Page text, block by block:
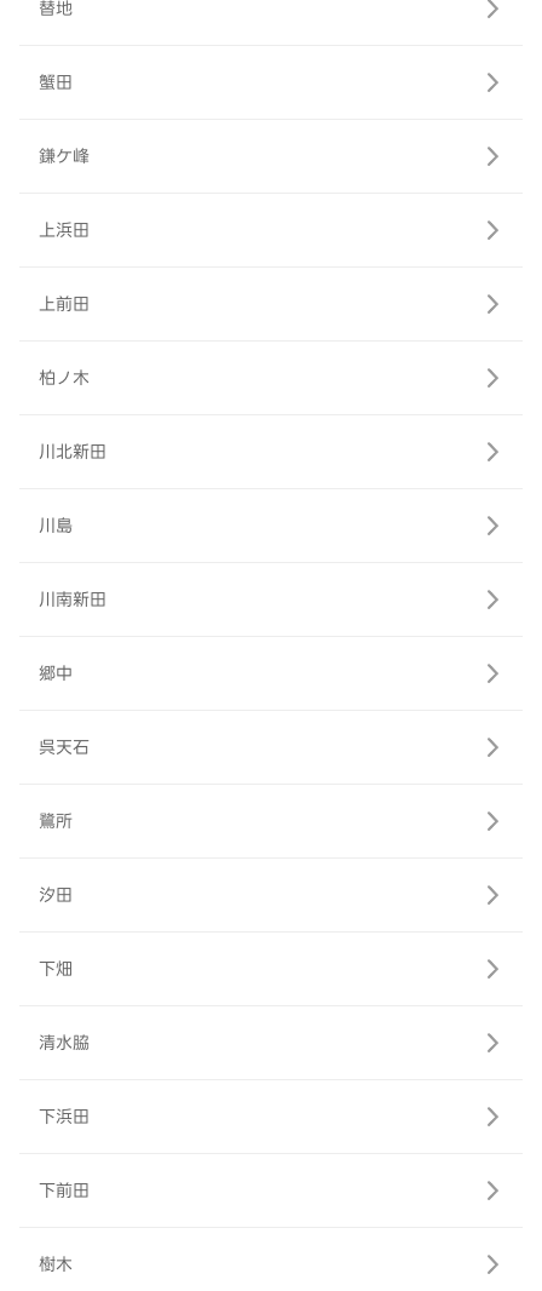
替地
蟹田
鎌ケ峰
上浜田
上前田
柏ノ木
川北新田
川島
川南新田
郷中
呉天石
鷺所
汐田
下畑
清水脇
下浜田
下前田
樹木